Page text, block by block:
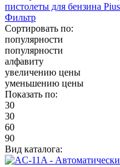
пистолеты для бензина
Фильтр
Сортировать по:
популярности
популярности
алфавиту
увеличению цены
уменьшению цены
Показать по:
30
30
60
90
Вид каталога: